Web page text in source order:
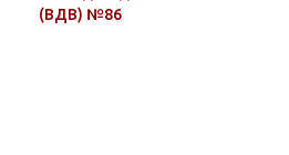
(ВДВ) №86